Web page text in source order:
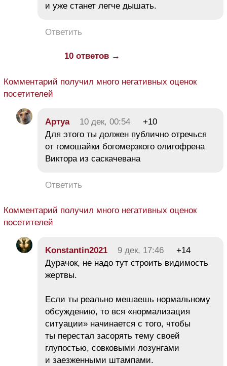
и уже станет легче дышать.
Ответить
10 ответов →
Комментарий получил много негативных оценок
посетителей
Aртуа 10 дек, 00:54
+10
Для этого ты должен публично отречься
от гомошайки богомерзкого олигофрена
Виктора из саскачевана
Ответить
Комментарий получил много негативных оценок
посетителей
Konstantin2021 9 дек, 17:46
+14
Дурачок, не надо тут строить видимость
жертвы.
Если ты реально мешаешь нормальному
обсуждению, то вся «нормализация
ситуации» начинается с того, чтобы
ты перестал засорять тему своей
глупостью, совковыми лозунгами
и заезженными штампами.